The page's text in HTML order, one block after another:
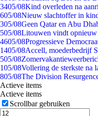
3405/08Kind overleden na
605/08Nieuw slachtoffer in
305/08Geen Qatar en Abu
505/08Litouwen vindt opnieuw
4605/08Progressieve
1405/08Accell, moederbedrijf
505/08
105/08Vollering de sterkste na
805/08The Division
Actieve items
Actieve items
Scrollbar gebruiken